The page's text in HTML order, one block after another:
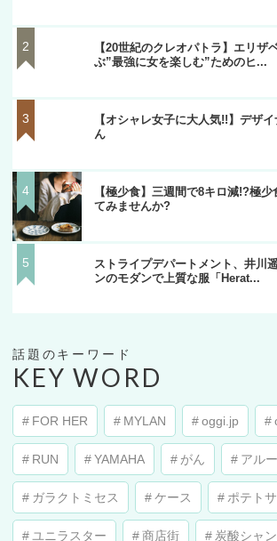
【20世紀のクレオパトラ】エリザ
ぶ”最強に女を楽しむ”ためのヒ...
【オシャレ女子に大人気!!】デザ
ん
【極少食】三週間で8キロ減!?極
てみませんか?
ストライプデパートメント、井川
ンのモダンで上質な服「Herat...
KEY WORD
FOR HER MYLAN oggi.jp
RUN YAMAHA がん アル
ガラクトミセス ケース ポテト
ユニラスター 商店街 炭酸シャ